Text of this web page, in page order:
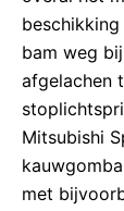
bam weg
afgelachen
Mitsubishi
met